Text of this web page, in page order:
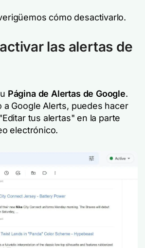
cómo desactivarlo.
las alertas de
Página de Alertas de Google.
a Google Alerts, puedes hacer
tus alertas" en la parte
electrónico.